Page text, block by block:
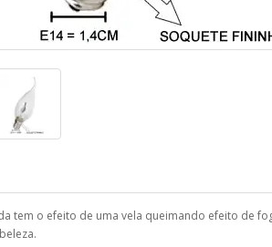
tem o efeito de uma vela queimando efeito de